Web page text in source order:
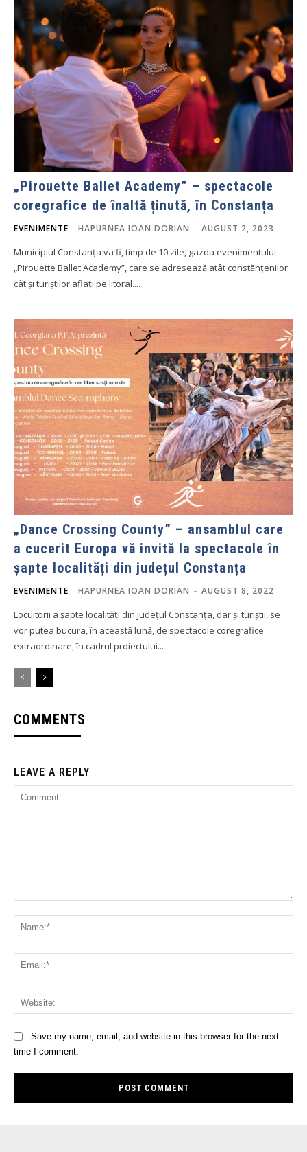
„Pirouette Ballet Academy” – spectacole
coregrafice de înaltă ținută, în Constanța
EVENIMENTE HAPURNEA IOAN DORIAN - AUGUST 2, 2023
Municipiul Constanța va fi, timp de 10 zile, gazda evenimentului
„Pirouette Ballet Academy”, care se adresează atât constănțenilor
cât și turiștilor aflați pe litoral....
„Dance Crossing County” – ansamblul care
a cucerit Europa vă invită la spectacole în
șapte localități din județul Constanța
EVENIMENTE HAPURNEA IOAN DORIAN - AUGUST 8, 2022
Locuitorii a șapte localități din județul Constanța, dar și turiștii, se
vor putea bucura, în această lună, de spectacole coregrafice
extraordinare, în cadrul proiectului...
COMMENTS
LEAVE A REPLY
Save my name, email, and website in this browser for the next
time I comment.